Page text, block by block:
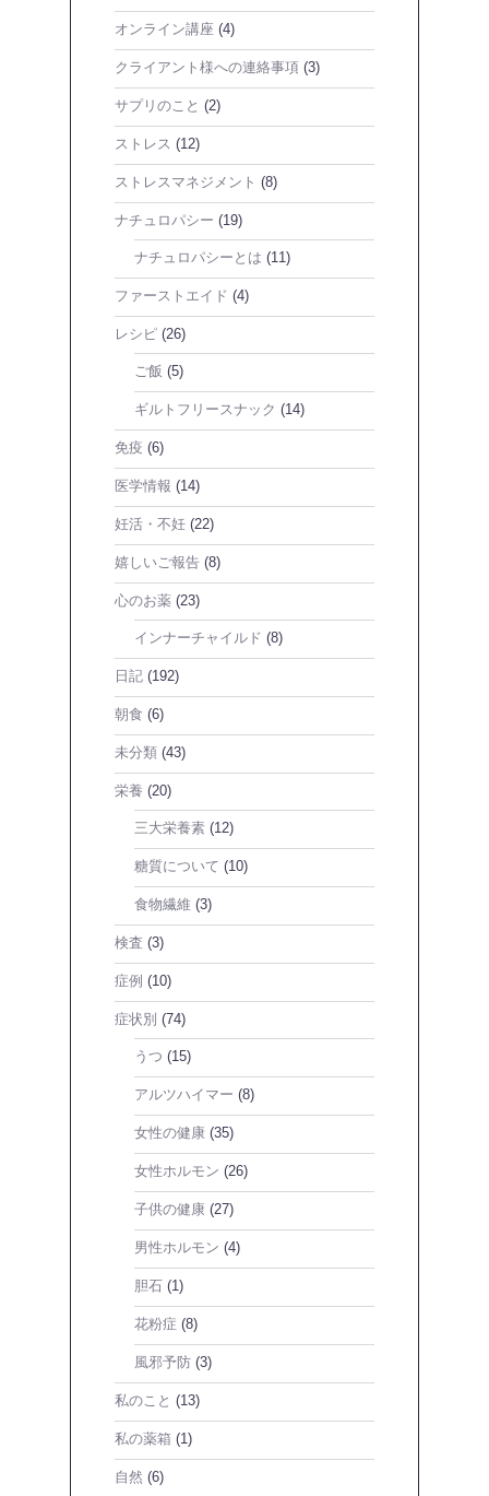
オンライン講座 (4)
クライアント様への連絡事項 (3)
サプリのこと (2)
ストレス (12)
ストレスマネジメント (8)
ナチュロパシー (19)
ナチュロパシーとは (11)
ファーストエイド (4)
レシピ (26)
ご飯 (5)
ギルトフリースナック (14)
免疫 (6)
医学情報 (14)
妊活・不妊 (22)
嬉しいご報告 (8)
心のお薬 (23)
インナーチャイルド (8)
日記 (192)
朝食 (6)
未分類 (43)
栄養 (20)
三大栄養素 (12)
糖質について (10)
食物繊維 (3)
検査 (3)
症例 (10)
症状別 (74)
うつ (15)
アルツハイマー (8)
女性の健康 (35)
女性ホルモン (26)
子供の健康 (27)
男性ホルモン (4)
胆石 (1)
花粉症 (8)
風邪予防 (3)
私のこと (13)
私の薬箱 (1)
自然 (6)